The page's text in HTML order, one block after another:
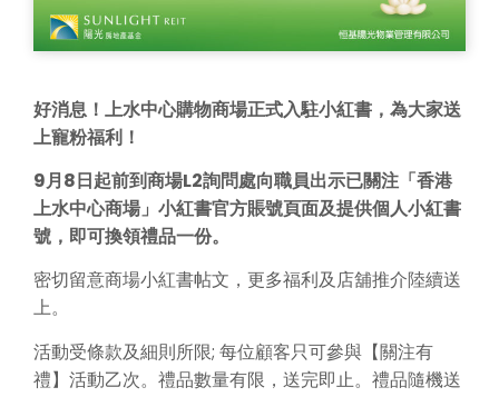
好消息！上水中心購物商場正式入駐小紅書，為大家送
上寵粉福利！
9月8日起前到商場L2詢問處向職員出示已關注「香港
上水中心商場」小紅書官方賬號頁面及提供個人小紅書
號，即可換領禮品一份。
密切留意商場小紅書帖文，更多福利及店舖推介陸續送
上。
活動受條款及細則所限; 每位顧客只可參與 【關注有
禮】 活動乙次。禮品數量有限，送完即止。禮品隨機送